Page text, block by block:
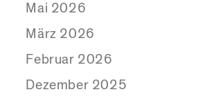
Mai 2026
März 2026
Februar 2026
Dezember 2025